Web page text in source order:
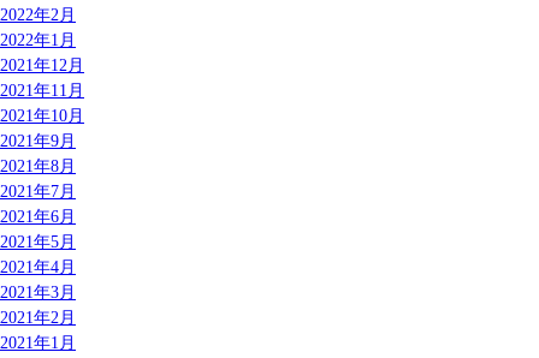
2022年2月
2022年1月
2021年12月
2021年11月
2021年10月
2021年9月
2021年8月
2021年7月
2021年6月
2021年5月
2021年4月
2021年3月
2021年2月
2021年1月